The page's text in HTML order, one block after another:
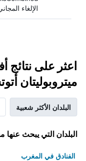
الإلغاء
اعثر على
ميتروبوليتان
البلدان الأكثر شعبية
البلدان التي يبحث عنها
الفنادق في المغرب